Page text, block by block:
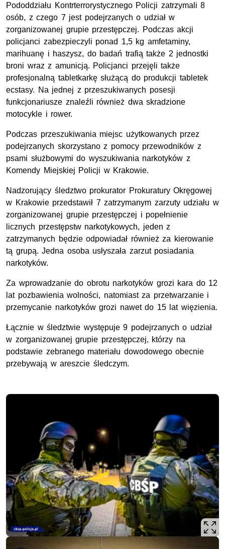
Pododdziału Kontrterrorystycznego Policji zatrzymali 8
osób, z czego 7 jest podejrzanych o udział w
zorganizowanej grupie przestępczej. Podczas akcji
policjanci zabezpieczyli ponad 1,5 kg amfetaminy,
marihuanę i haszysz, do badań trafią także 2 jednostki
broni wraz z amunicją. Policjanci przejęli także
profesjonalną tabletkarkę służącą do produkcji tabletek
ecstasy. Na jednej z przeszukiwanych posesji
funkcjonariusze znaleźli również dwa skradzione
motocykle i rower.
Podczas przeszukiwania miejsc użytkowanych przez
podejrzanych skorzystano z pomocy przewodników z
psami służbowymi do wyszukiwania narkotyków z
Komendy Miejskiej Policji w Krakowie.
Nadzorujący śledztwo prokurator Prokuratury Okręgowej
w Krakowie przedstawił 7 zatrzymanym zarzuty udziału w
zorganizowanej grupie przestępczej i popełnienie
licznych przestępstw narkotykowych, jeden z
zatrzymanych będzie odpowiadał również za kierowanie
tą grupą. Jedna osoba usłyszała zarzut posiadania
narkotyków.
Za wprowadzanie do obrotu narkotyków grozi kara do 12
lat pozbawienia wolności, natomiast za przetwarzanie i
przemycanie narkotyków grozi nawet do 15 lat więzienia.
Łącznie w śledztwie występuje 9 podejrzanych o udział
w zorganizowanej grupie przestępczej, którzy na
podstawie zebranego materiału dowodowego obecnie
przebywają w areszcie śledczym.